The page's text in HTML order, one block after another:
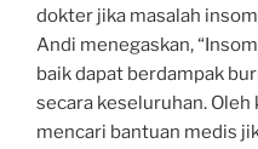
dokter jika masalah
Andi menegaskan,
baik dapat berdampak
secara keseluruhan.
mencari bantuan medis